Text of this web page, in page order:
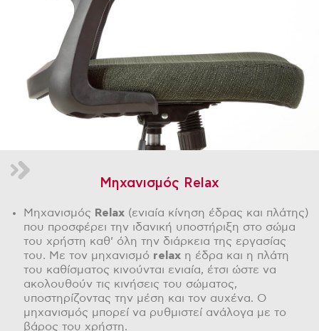
Μηχανισμός Relax
Μηχανισμός Relax (ενιαία κίνηση έδρας και πλάτης)
που προσφέρει την ιδανική υποστήριξη στο σώμα
του χρήστη καθ’ όλη την διάρκεια της εργασίας
του. Με τον μηχανισμό relax η έδρα και η πλάτη
του καθίσματος κινούνται ενιαία, έτσι ώστε να
ακολουθούν τις κινήσεις του σώματος,
υποστηρίζοντας την μέση και τον αυχένα. Ο
μηχανισμός μπορεί να ρυθμιστεί ανάλογα με το
βάρος του χρήστη.